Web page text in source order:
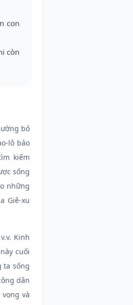
con
còn
bỏ
lô bảo
kiếm
sống
những
Giê-xu
Kinh
cuối
ta sống
dân
và